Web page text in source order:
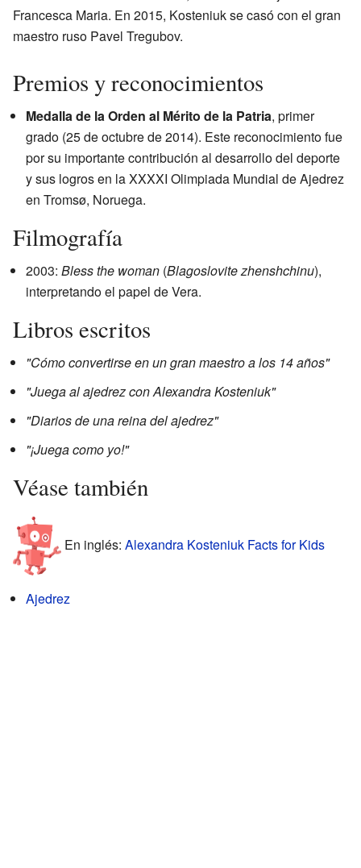
Francesca Maria. En 2015, Kosteniuk se casó con el gran
maestro ruso Pavel Tregubov.
Premios y reconocimientos
Medalla de la Orden al Mérito de la Patria, primer
grado (25 de octubre de 2014). Este reconocimiento fue
por su importante contribución al desarrollo del deporte
y sus logros en la XXXXI Olimpiada Mundial de Ajedrez
en Tromsø, Noruega.
Filmografía
2003: Bless the woman (Blagoslovite zhenshchinu),
interpretando el papel de Vera.
Libros escritos
"Cómo convertirse en un gran maestro a los 14 años"
"Juega al ajedrez con Alexandra Kosteniuk"
"Diarios de una reina del ajedrez"
"¡Juega como yo!"
Véase también
En inglés: Alexandra Kosteniuk Facts for Kids
Ajedrez